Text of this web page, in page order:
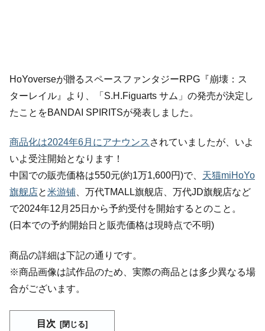
HoYoverseが贈るスペースファンタジーRPG『崩壊：ス
ターレイル』より、「S.H.Figuarts サム」の発売が決定し
たことをBANDAI SPIRITSが発表しました。
商品化は2024年6月にアナウンス されていましたが、いよ
いよ受注開始となります！
中国での販売価格は550元(約1万1,600円)で、 天猫miHoYo
旗舰店と米游铺 、万代TMALL旗舰店、万代JD旗舰店など
で2024年12月25日から予約受付を開始するとのこと。
(日本での予約開始日と販売価格は現時点で不明)
商品の詳細は下記の通りです。
※商品画像は試作品のため、実際の商品とは多少異なる場
合がございます。
目次